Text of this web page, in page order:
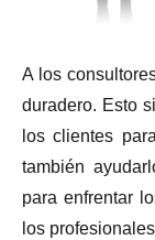
A los
duradero. Esto
los clientes
también
para enfrentar
los